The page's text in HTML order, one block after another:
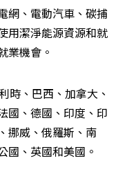
網、電動汽車、碳捕
用潔淨能源資源和就
業機會。
時、巴西、加拿大、
國、德國、印度、印
挪威、俄羅斯、南
國、英國和美國。